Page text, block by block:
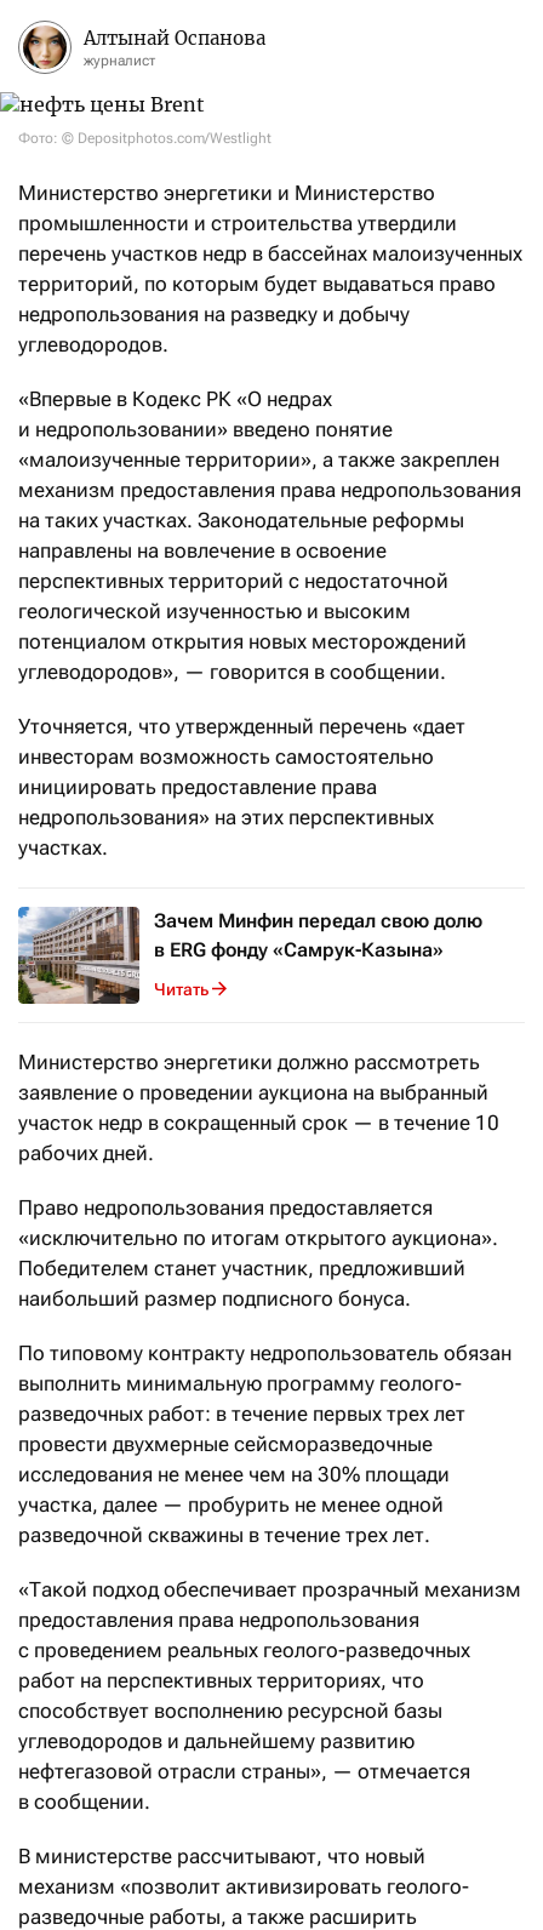
Алтынай Оспанова
журналист
Фото: © Depositphotos.com/Westlight
Министерство энергетики и Министерство
промышленности и строительства утвердили
перечень участков недр в бассейнах малоизученных
территорий, по которым будет выдаваться право
недропользования на разведку и добычу
углеводородов.
«Впервые в Кодекс РК «О недрах
и недропользовании» введено понятие
«малоизученные территории», а также закреплен
механизм предоставления права недропользования
на таких участках. Законодательные реформы
направлены на вовлечение в освоение
перспективных территорий с недостаточной
геологической изученностью и высоким
потенциалом открытия новых месторождений
углеводородов», — говорится в сообщении.
Уточняется, что утвержденный перечень «дает
инвесторам возможность самостоятельно
инициировать предоставление права
недропользования» на этих перспективных
участках.
Зачем Минфин передал свою долю
в ERG фонду «Самрук-Казына»
Читать
Министерство энергетики должно рассмотреть
заявление о проведении аукциона на выбранный
участок недр в сокращенный срок — в течение 10
рабочих дней.
Право недропользования предоставляется
«исключительно по итогам открытого аукциона».
Победителем станет участник, предложивший
наибольший размер подписного бонуса.
По типовому контракту недропользователь обязан
выполнить минимальную программу геолого-
разведочных работ: в течение первых трех лет
провести двухмерные сейсморазведочные
исследования не менее чем на 30% площади
участка, далее — пробурить не менее одной
разведочной скважины в течение трех лет.
«Такой подход обеспечивает прозрачный механизм
предоставления права недропользования
с проведением реальных геолого-разведочных
работ на перспективных территориях, что
способствует восполнению ресурсной базы
углеводородов и дальнейшему развитию
нефтегазовой отрасли страны», — отмечается
в сообщении.
В министерстве рассчитывают, что новый
механизм «позволит активизировать геолого-
разведочные работы, а также расширить